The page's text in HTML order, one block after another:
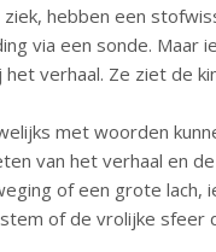
ziek, hebben een
via een sonde. Maar
verhaal. Ze ziet de
met woorden
van het verhaal en
of een grote lach,
of de vrolijke sfeer